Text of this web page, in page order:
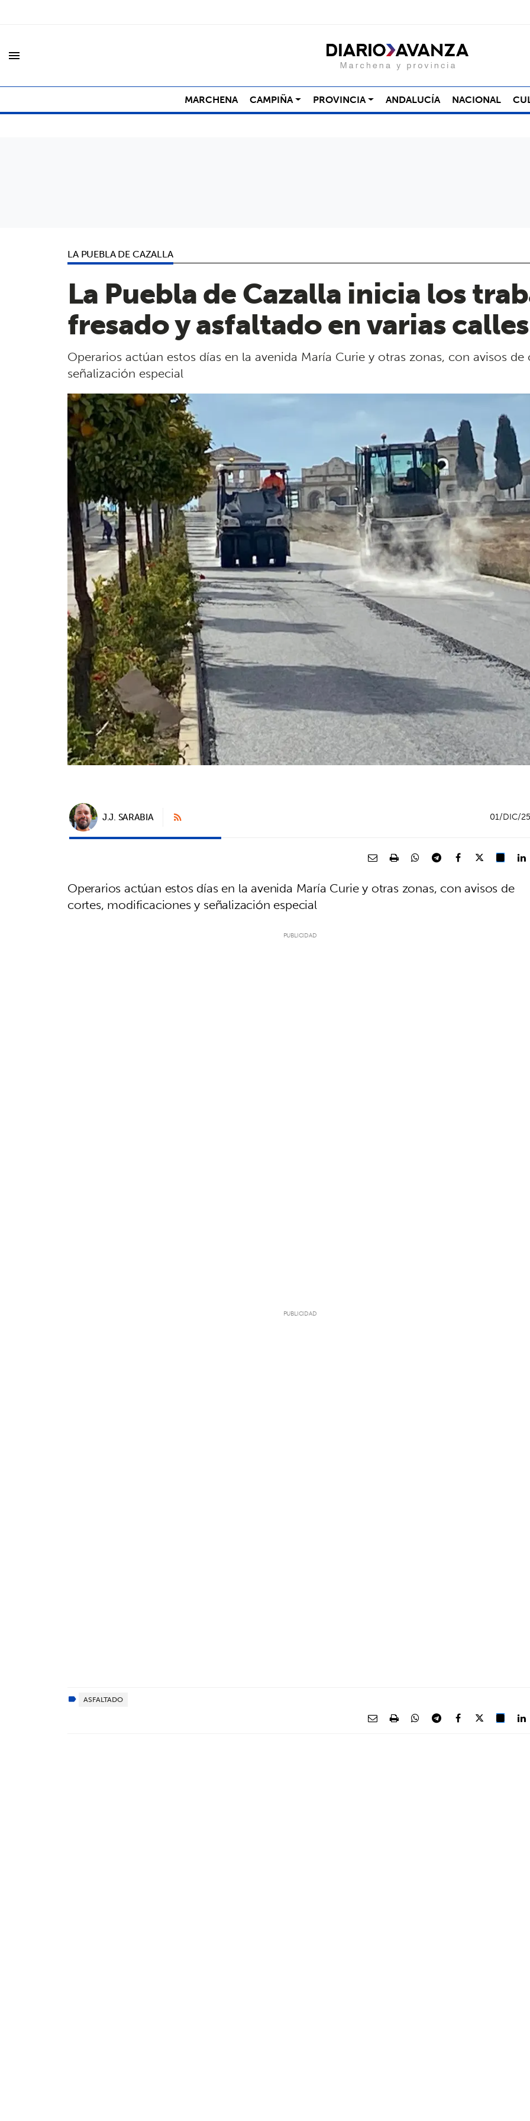
menu
MARCHENA CAMPIÑA PROVINCIA ANDALUCÍA NACIONAL
LA PUEBLA DE CAZALLA
La Puebla de Cazalla inicia los
fresado y asfaltado en varias
Operarios actúan estos días en la avenida María Curie y otras zonas, con avisos
señalización especial
J.J. SARABIA 01/DIC/25
Operarios actúan estos días en la avenida María Curie y otras zonas, con avisos de
cortes, modificaciones y señalización especial
ASFALTADO